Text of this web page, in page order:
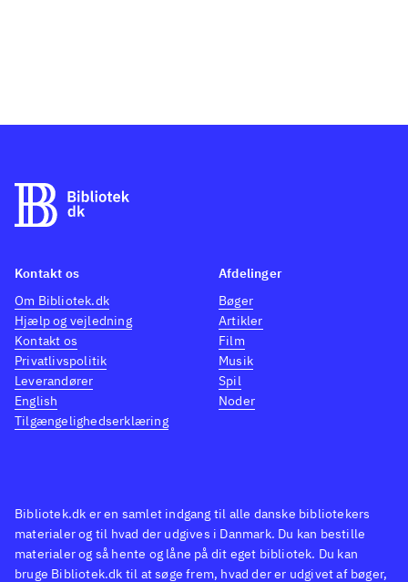
Bibliotek.dk er en samlet indgang til alle danske bibliotekers
materialer og til hvad der udgives i Danmark. Du kan bestille
materialer og så hente og låne på dit eget bibliotek. Du kan
bruge Bibliotek.dk til at søge frem, hvad der er udgivet af bøger,
Kontakt os
Om Bibliotek.dk
Hjælp og vejledning
Kontakt os
Privatlivspolitik
Leverandører
English
Tilgængelighedserklæring
Afdelinger
Bøger
Artikler
Film
Musik
Spil
Noder